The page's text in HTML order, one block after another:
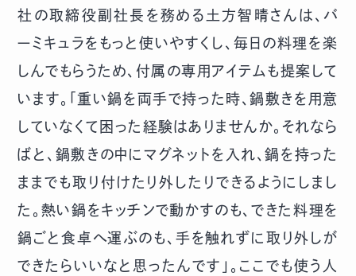
社の取締役副社長を務める土方智晴さんは、バ
ーミキュラをもっと使いやすくし、毎日の料理を楽
しんでもらうため、付属の専用アイテムも提案して
います。「重い鍋を両手で持った時、鍋敷きを用意
していなくて困った経験はありませんか。それなら
ばと、鍋敷きの中にマグネットを入れ、鍋を持った
ままでも取り付けたり外したりできるようにしまし
た。熱い鍋をキッチンで動かすのも、できた料理を
鍋ごと食卓へ運ぶのも、手を触れずに取り外しが
できたらいいなと思ったんです」。ここでも使う人